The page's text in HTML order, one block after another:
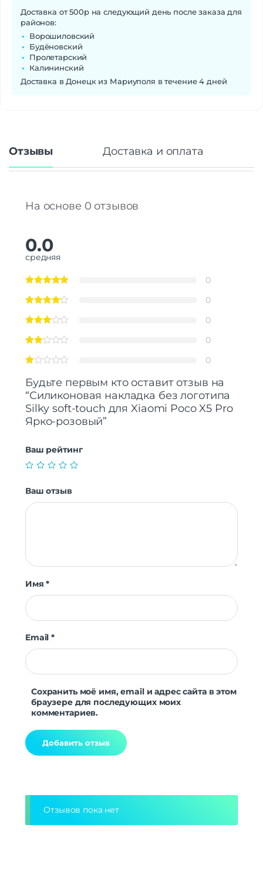
Доставка от 500р на следующий день после заказа для
районов:
Ворошиловский
Будёновский
Пролетарский
Калининский
Доставка в Донецк из Мариуполя в течение 4 дней
Отзывы Доставка и оплата
На основе 0 отзывов
0.0
средняя
0
0
0
0
0
Будьте первым кто оставит отзыв на
“Силиконовая накладка без логотипа
Silky soft-touch для Xiaomi Poco X5 Pro
Ярко-розовый”
Ваш рейтинг
Ваш отзыв
Имя*
Email*
Сохранить моё имя, email и адрес сайта в этом
браузере для последующих моих
комментариев.
Отзывов пока нет